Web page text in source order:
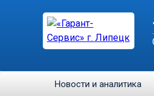
Новости и аналитика